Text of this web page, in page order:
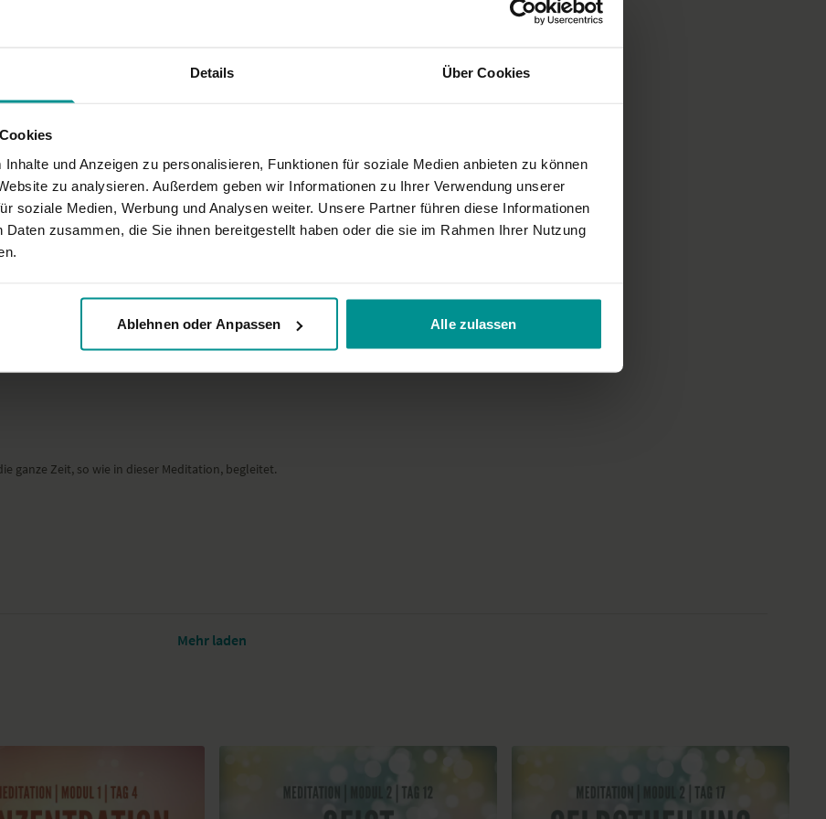
Details Über Cookies
und Anzeigen zu personalisieren, Funktionen für soziale Medien anbieten zu können
zu analysieren. Außerdem geben wir Informationen zu Ihrer Verwendung unserer
soziale Medien, Werbung und Analysen weiter. Unsere Partner führen diese Informationen
Daten zusammen, die Sie ihnen bereitgestellt haben oder die sie im Rahmen Ihrer Nutzung
Ablehnen oder Anpassen Alle zulassen
ganze Zeit, so wie in dieser Meditation, begleitet.
Mehr laden